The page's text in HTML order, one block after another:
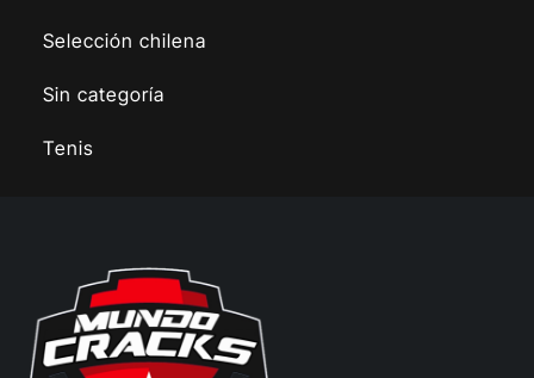
Selección chilena
Sin categoría
Tenis